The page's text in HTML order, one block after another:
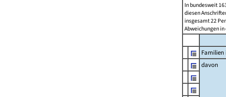
In bundesweit
diesen
insgesamt 22
Abweichungen
Familien
davon